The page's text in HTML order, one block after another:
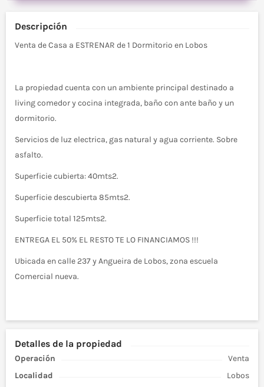
Descripción
Venta de Casa a ESTRENAR de 1 Dormitorio en Lobos
La propiedad cuenta con un ambiente principal destinado a
living comedor y cocina integrada, baño con ante baño y un
dormitorio.
Servicios de luz electrica, gas natural y agua corriente. Sobre
asfalto.
Superficie cubierta: 40mts2.
Superficie descubierta 85mts2.
Superficie total 125mts2.
ENTREGA EL 50% EL RESTO TE LO FINANCIAMOS !!!
Ubicada en calle 237 y Angueira de Lobos, zona escuela
Comercial nueva.
Detalles de la propiedad
Operación
Venta
Localidad
Lobos